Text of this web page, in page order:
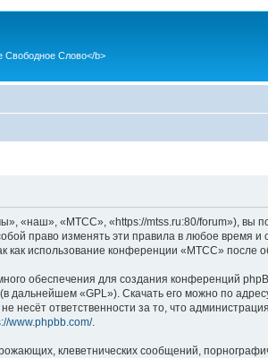
Свободное Слово</b>
«МТСС», «https://mtss.ru:80/forum»), вы
право изменять эти правила в любое время
как использование конференции «МТСС» после
обеспечения для создания конференций
дальнейшем «GPL»). Скачать его можно по
несёт ответственности за то, что
www.phpbb.com/.
клеветнических сообщений,